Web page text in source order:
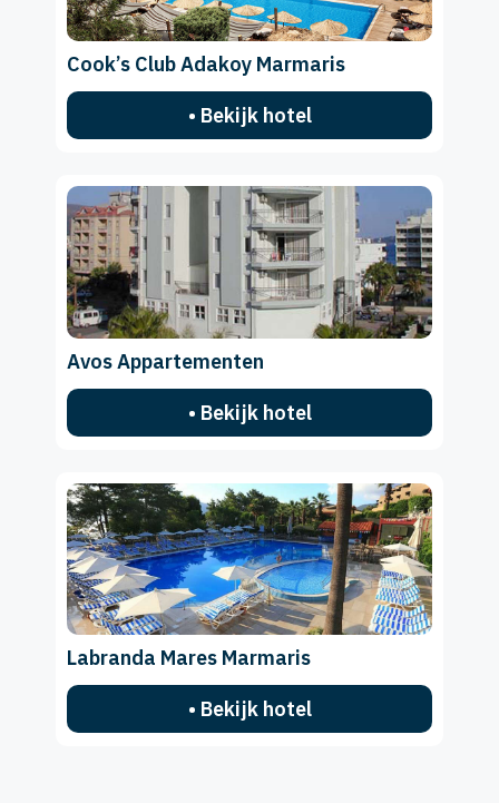
Cook’s Club Adakoy Marmaris
• Bekijk hotel
Avos Appartementen
• Bekijk hotel
Labranda Mares Marmaris
• Bekijk hotel